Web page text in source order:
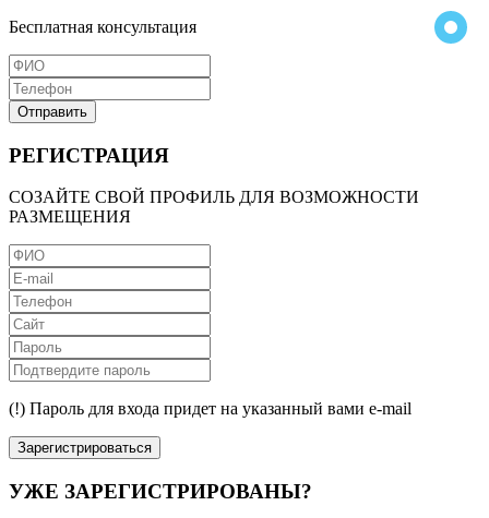
Бесплатная консультация
Отправить
РЕГИСТРАЦИЯ
СОЗАЙТЕ СВОЙ ПРОФИЛЬ ДЛЯ ВОЗМОЖНОСТИ
РАЗМЕЩЕНИЯ
(!) Пароль для входа придет на указанный вами e-mail
Зарегистрироваться
УЖЕ ЗАРЕГИСТРИРОВАНЫ?